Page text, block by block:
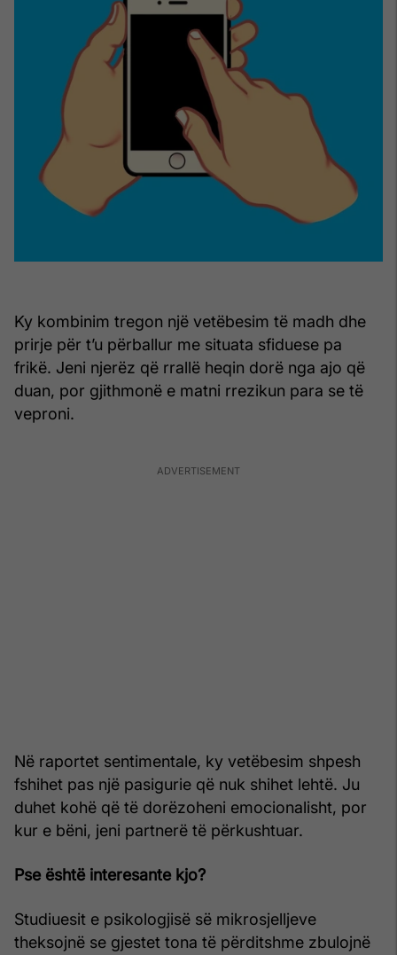
Ky kombinim tregon një vetëbesim të madh dhe
prirje për t’u përballur me situata sfiduese pa
frikë. Jeni njerëz që rrallë heqin dorë nga ajo që
duan, por gjithmonë e matni rrezikun para se të
veproni.
Në raportet sentimentale, ky vetëbesim shpesh
fshihet pas një pasigurie që nuk shihet lehtë. Ju
duhet kohë që të dorëzoheni emocionalisht, por
kur e bëni, jeni partnerë të përkushtuar.
Pse është interesante kjo?
Studiuesit e psikologjisë së mikrosjelljeve
theksojnë se gjestet tona të përditshme zbulojnë